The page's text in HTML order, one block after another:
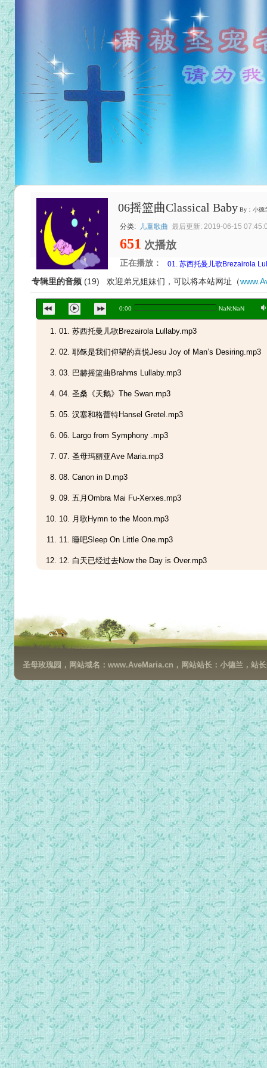
06摇篮曲Classical Baby By：小德
分类: 儿童歌曲 最后更新: 2019-06-15
651 次播放
正在播放：
专辑里的音频 (19) 欢迎弟兄姐妹们，可以将本站网址（
0:00 NaN:NaN a
01. 苏西托曼儿歌Brezairola
01. 苏西托曼儿歌Brezairola Lullaby.mp3
02. 耶稣是我们仰望的喜悦Jesu Joy of Man’s Desiring.mp3
03. 巴赫摇篮曲Brahms Lullaby.mp3
04. 圣桑《天鹅》The Swan.mp3
05. 汉塞和格蕾特Hansel Gretel.mp3
06. Largo from Symphony .mp3
07. 圣母玛丽亚Ave Maria.mp3
08. Canon in D.mp3
09. 五月Ombra Mai Fu-Xerxes.mp3
10. 月歌Hymn to the Moon.mp3
11. 睡吧Sleep On Little One.mp3
12. 白天已经过去Now the Day is Over.mp3
15. 万福玛丽亚Ave Maria.mp3
16. 身为人母Little Children.mp3
17. 月光奏鸣曲Moonlight Sonata.mp3
18. 莫扎特摇篮曲Mozarts Lullaby.mp3
19. 孩子的歌Suo Gan.mp3
圣母玫瑰园，网站域名：www.AveMaria.cn，网站站长：小德兰，